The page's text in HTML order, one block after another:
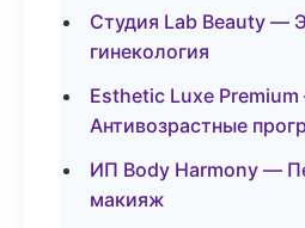
Студия Lab Beauty —
гинекология
Esthetic Luxe
Антивозрастные
ИП Body Harmony —
макияж